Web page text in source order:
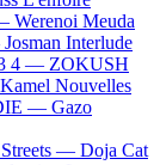
Werenoi Meuda
Josman Interlude
4 — ZOKUSH
Nouvelles
— Gazo
— Doja Cat